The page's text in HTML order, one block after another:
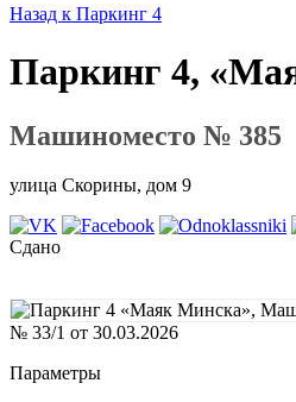
Назад к Паркинг 4
Паркинг 4,
Машиноместо № 385
улица Скорины, дом 9
Сдано
№ 33/1 от 30.03.2026
Параметры